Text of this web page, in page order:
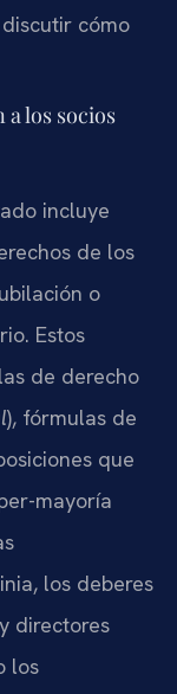
cómo
a los socios
incluye
de los
o
Estos
de derecho
), fórmulas de
que
mayoría
los deberes
directores
los